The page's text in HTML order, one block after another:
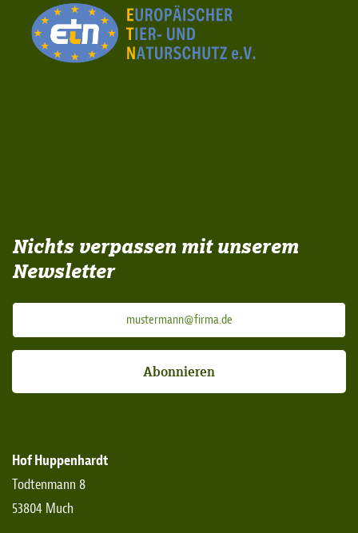
Nichts verpassen mit unserem
Newsletter
Abonnieren
Hof Huppenhardt
Todtenmann 8
53804 Much